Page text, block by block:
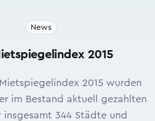
News
2015
2015 wurden
im Bestand aktuell gezahlten
insgesamt 344 Städte und